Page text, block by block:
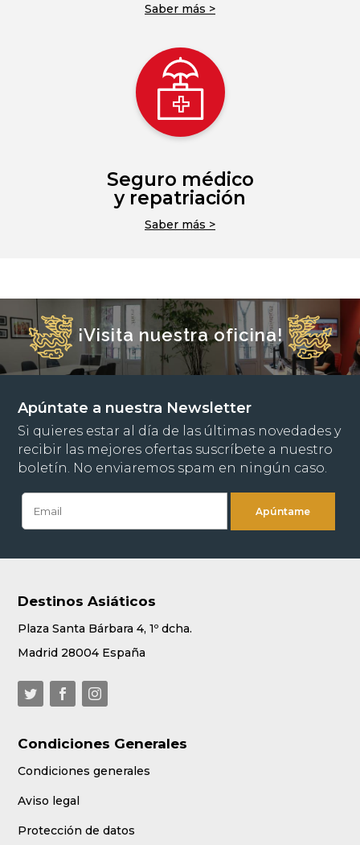
Saber más >
Seguro médico
y repatriación
Saber más >
¡Visita nuestra oficina!
Apúntate a nuestra Newsletter
Si quieres estar al día de las últimas novedades y
recibir las mejores ofertas suscríbete a nuestro
boletín. No enviaremos spam en ningún caso.
Destinos Asiáticos
Plaza Santa Bárbara 4, 1º dcha.
Madrid 28004 España
Condiciones Generales
Condiciones generales
Aviso legal
Protección de datos